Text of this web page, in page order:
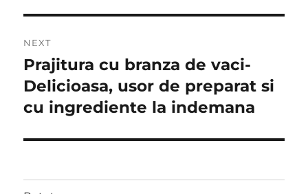
NEXT
Next
post:
Prajitura cu branza de vaci-
Delicioasa, usor de preparat si
cu ingrediente la indemana